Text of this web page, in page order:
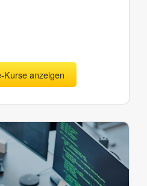
Kurse anzeigen